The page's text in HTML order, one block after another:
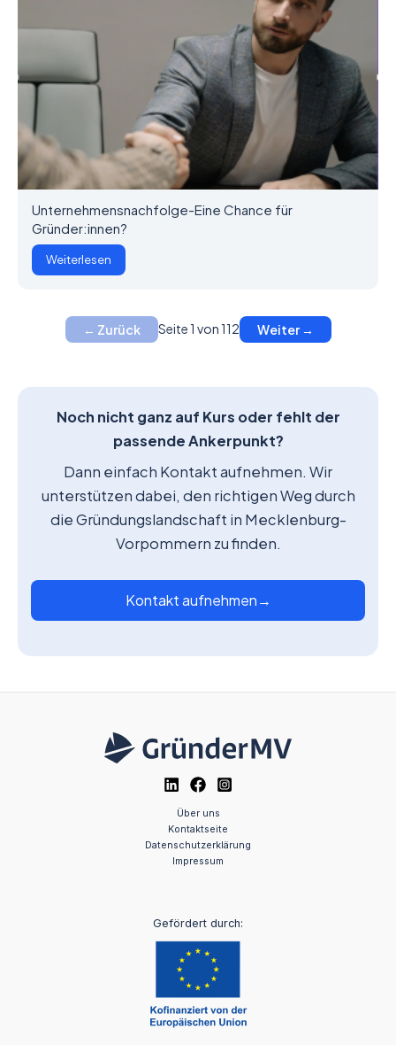
Unternehmensnachfolge-Eine Chance für
Gründer:innen?
Weiterlesen
← Zurück Seite 1 von 112 Weiter →
Noch nicht ganz auf Kurs oder fehlt der
passende Ankerpunkt?
Dann einfach Kontakt aufnehmen. Wir
unterstützen dabei, den richtigen Weg durch
die Gründungslandschaft in Mecklenburg-
Vorpommern zu finden.
Kontakt aufnehmen→
Über uns
Kontaktseite
Datenschutzerklärung
Impressum
Gefördert durch: